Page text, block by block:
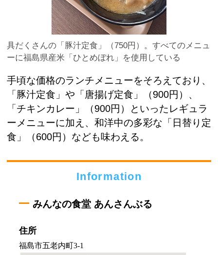
具だくさんの「豚汁定食」（750円）。すべてのメニュ
ーに福島県産米「ひとめぼれ」を使用している
手頃な価格のランチメニューをそろえており、
「豚汁定食」や「唐揚げ定食」（900円）、
「チキンカレー」（900円）といったレギュラ
ーメニューに加え、和洋中の多彩な「日替り定
食」（600円）なども味わえる。
Information
みんなの食堂 あんさんぶる
住所